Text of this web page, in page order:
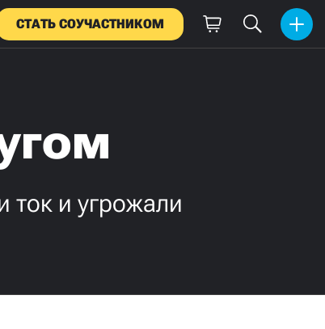
СТАТЬ СОУЧАСТНИКОМ
ток и угрожали